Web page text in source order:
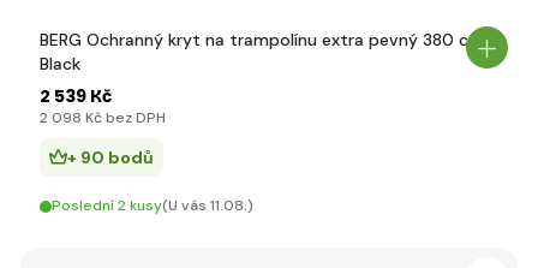
BERG Ochranný kryt na trampolínu extra pevný 380 cm
Black
2 539 Kč
2 098 Kč bez DPH
+ 90 bodů
Poslední 2 kusy(U vás 11.08.)